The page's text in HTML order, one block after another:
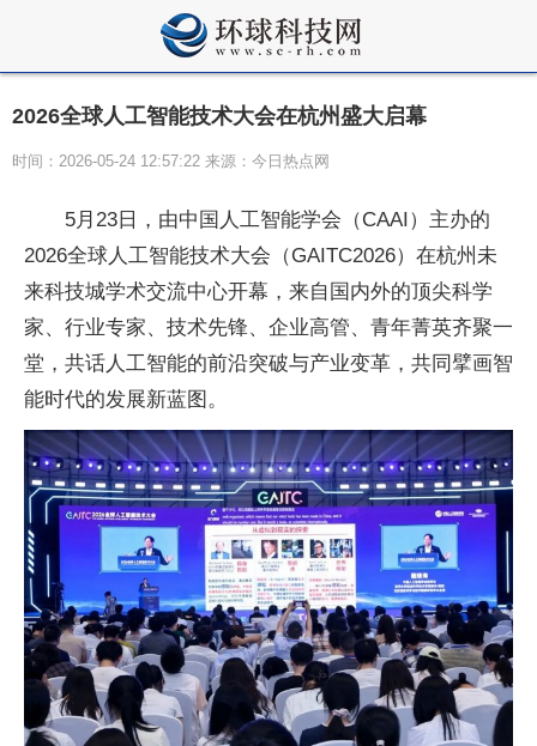
2026全球人工智能技术大会在杭州盛大启幕
时间：2026-05-24 12:57:22 来源：今日热点网
5月23日，由中国人工智能学会（CAAI）主办的
2026全球人工智能技术大会（GAITC2026）在杭州未
来科技城学术交流中心开幕，来自国内外的顶尖科学
家、行业专家、技术先锋、企业高管、青年菁英齐聚一
堂，共话人工智能的前沿突破与产业变革，共同擘画智
能时代的发展新蓝图。